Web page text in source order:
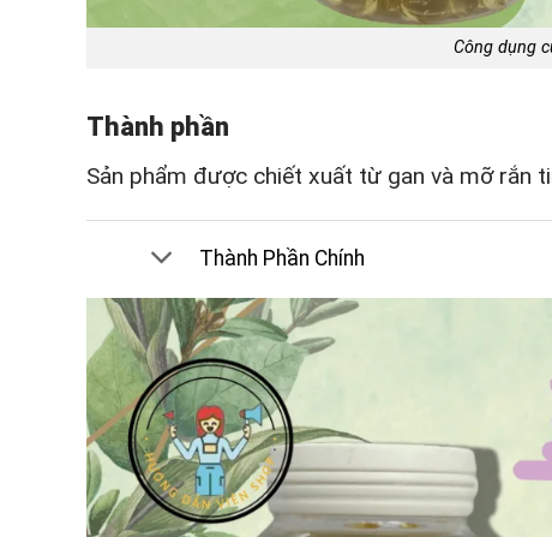
Công dụng
Thành phần
Sản phẩm được chiết xuất từ gan và mỡ rắn
Thành Phần Chính